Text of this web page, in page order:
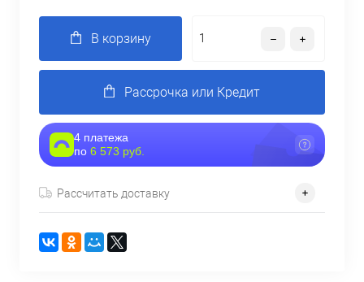
В корзину
Рассрочка или Кредит
4 платежа
по 6 573 руб.
Рассчитать доставку